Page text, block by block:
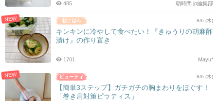
朝時間.jp編集部
485
NEW 8/6 (木)
キンキンに冷やして食べたい！『きゅうりの胡麻酢
漬け』の作り置き
Mayu*
1701
NEW 8/6 (木)
【簡単3ステップ】ガチガチの胸まわりをほぐす！
「巻き肩対策ピラティス」